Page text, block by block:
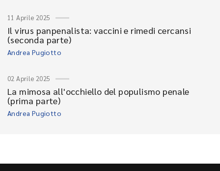
11 Aprile 2025
Il virus panpenalista: vaccini e rimedi cercansi
(seconda parte)
Andrea Pugiotto
02 Aprile 2025
La mimosa all'occhiello del populismo penale
(prima parte)
Andrea Pugiotto